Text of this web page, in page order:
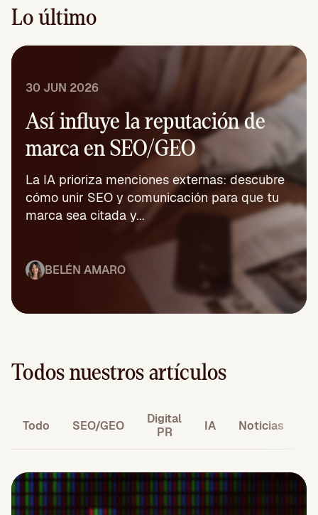
Lo último
30 JUN 2026
Así influye la reputación de
marca en SEO/GEO
La IA prioriza menciones externas: descubre
cómo unir SEO y comunicación para que tu
marca sea citada y...
BELÉN AMARO
Todos nuestros artículos
Todo
Digital
PR
IA Noticias
SEO/GEO